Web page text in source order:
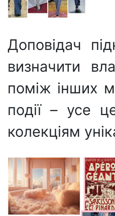
Доповідач
визначити
поміж інших
події – усе
колекціям